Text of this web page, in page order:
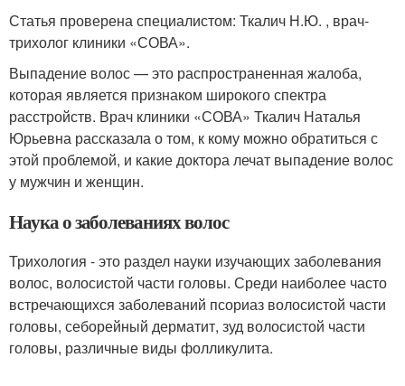
Статья проверена специалистом: Ткалич Н.Ю. , врач-
трихолог клиники «СОВА».
Выпадение волос — это распространенная жалоба,
которая является признаком широкого спектра
расстройств. Врач клиники «СОВА» Ткалич Наталья
Юрьевна рассказала о том, к кому можно обратиться с
этой проблемой, и какие доктора лечат выпадение волос
у мужчин и женщин.
Наука о заболеваниях волос
Трихология - это раздел науки изучающих заболевания
волос, волосистой части головы. Среди наиболее часто
встречающихся заболеваний псориаз волосистой части
головы, себорейный дерматит, зуд волосистой части
головы, различные виды фолликулита.